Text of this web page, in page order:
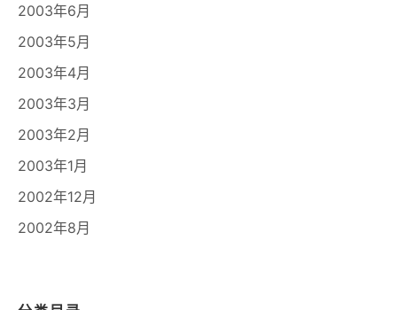
2003年6月
2003年5月
2003年4月
2003年3月
2003年2月
2003年1月
2002年12月
2002年8月